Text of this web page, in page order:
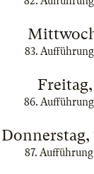
83.
Freitag,
86.
Donnerstag,
87.